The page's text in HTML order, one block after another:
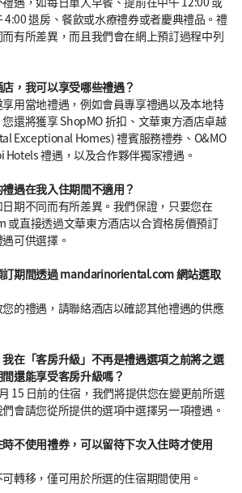
4:00 退房、餐飲或水療禮券或者慶典禮品。禮
有所差異，而且我們會在網上預訂過程中列
，我可以享受哪些禮遇？
用當地禮遇，例如會員專享禮遇以及本地特
還將獲享 ShopMO 折扣、文華東方酒店卓越
Exceptional Homes) 禮賓服務禮券、O&MO
禮遇，以及合作夥伴獨家禮遇。
遇在我入住期間不適用？
期不同而有所差異。我們保證，只要您在
直接透過文華東方酒店以合資格房價預訂
可供選擇。
訂期間透過 mandarinoriental.com 網站選取
的禮遇，請聯絡酒店以確認其他禮遇的供應
在「客房升級」不再是禮遇選項之前將之選
還能享受客房升級嗎？
15 日前的住宿，我們將提供您在變更前所選
會請您從所提供的選項中選擇另一項禮遇。
不使用禮券，可以留待下次入住時才使用
轉移，僅可用於所選的住宿期間使用。